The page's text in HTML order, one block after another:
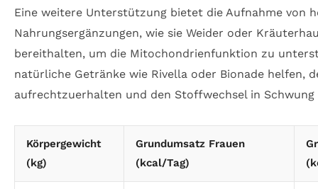
Eine weitere Unterstützung bietet die Aufnahme von
Nahrungsergänzungen, wie sie Weider oder
bereithalten, um die Mitochondrienfunktion zu
natürliche Getränke wie Rivella oder Bionade helfen,
aufrechtzuerhalten und den Stoffwechsel in Schwung
Körpergewicht
(kg)
Grundumsatz Frauen
(kcal/Tag)